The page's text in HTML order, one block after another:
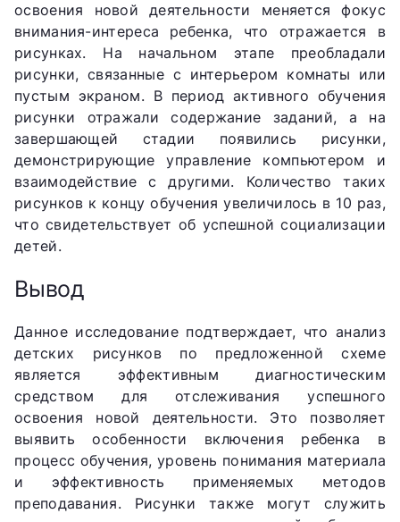
освоения новой деятельности меняется фокус
внимания-интереса ребенка, что отражается в
рисунках. На начальном этапе преобладали
рисунки, связанные с интерьером комнаты или
пустым экраном. В период активного обучения
рисунки отражали содержание заданий, а на
завершающей стадии появились рисунки,
демонстрирующие управление компьютером и
взаимодействие с другими. Количество таких
рисунков к концу обучения увеличилось в 10 раз,
что свидетельствует об успешной социализации
детей.
Вывод
Данное исследование подтверждает, что анализ
детских рисунков по предложенной схеме
является эффективным диагностическим
средством для отслеживания успешного
освоения новой деятельности. Это позволяет
выявить особенности включения ребенка в
процесс обучения, уровень понимания материала
и эффективность применяемых методов
преподавания. Рисунки также могут служить